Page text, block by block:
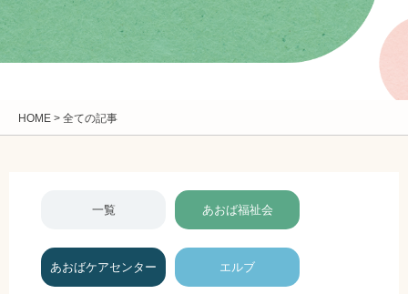
HOME > 全ての記事
一覧 あおば福祉会
あおばケアセンター エルブ